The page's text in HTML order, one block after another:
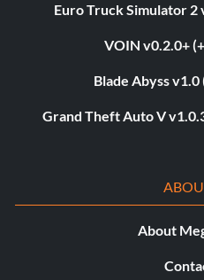
Euro Truck Simulator 2
VOIN v0.2.0+
Blade Abyss
Grand Theft Auto V
About